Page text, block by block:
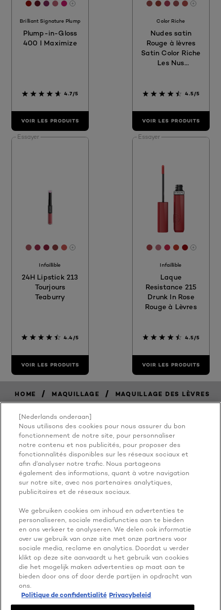
[Color]: #99110B
[Color]: #661A29
[Color]: #842C5C
[Color]: #C26778
[Color]: #D31971
More shades are available
Brilliant Signature Plump
Plump-in-Gloss
400 I Maximize
4.7/5
VOIR LES PRODUITS
[Color]: #A04E4D
[Color]:
[Color]:
[Color]:
[Color]:
More
Color Riche
Nudes satin
Rouge à lèvres
Satin Color Riche
Les Nus
4.5/5
VOIR LES PRODUITS
Essayer
[Color]: #AC5761
[Color]: #9F2E4F
[Color]: #8D223E
[Color]: #904142
[Color]: #D15955
More shades are available
Infaillible
24H Lipstick 213
Tourjours
Teaburry
4.4/5
VOIR LES PRODUITS
Essayer
[Color]: #AD4548
[Color]:
[Color]:
[Color]:
[Color]:
More
Infaillible
Laque
Resistance 215
Drunk In Rose
Rouge à Lèvres
4.5/5
VOIR LES PRODUITS
HOME / MAQUILLAGE / MAQUILLAGE DES LÈVRES
BECAUSE
YOU'RE
WORTH IT
PLUS À EXPLORER
ADDRESS
[Nederlands onderaan]
Nous utilisons des cookies pour nous assurer du bon
fonctionnement de notre site, pour personnaliser
notre contenu et nos publicités, pour proposer des
fonctionnalités disponibles sur les réseaux sociaux et
afin d’analyser notre trafic. Nous partageons
également des informations, quant à votre navigation
sur notre site, avec nos partenaires analytiques,
publicitaires et de réseaux sociaux.
We gebruiken cookies om inhoud en advertenties te
personaliseren, sociale mediafuncties aan te bieden
en ons verkeer te analyseren. We delen ook informatie
over uw gebruik van onze site met onze partners voor
sociale media, reclame en analytics. Doordat u verder
klikt op deze site aanvaardt u het gebruik van cookies
die het mogelijk maken advertenties op maat aan te
bieden door ons of door derde partijen in opdracht van
ons.
Politique de confidentialité Privacybeleid